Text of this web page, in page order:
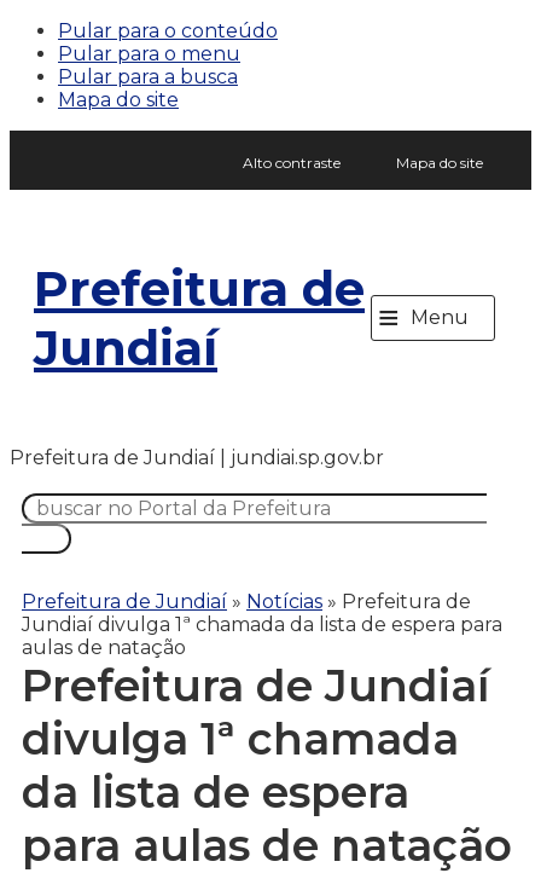
Pular para o conteúdo
Pular para o menu
Pular para a busca
Mapa do site
Alto contraste Mapa do site
Prefeitura de
Jundiaí
≡ Menu
Prefeitura de Jundiaí | jundiai.sp.gov.br
Prefeitura de Jundiaí » Notícias » Prefeitura de
Jundiaí divulga 1ª chamada da lista de espera para
aulas de natação
Prefeitura de Jundiaí
divulga 1ª chamada
da lista de espera
para aulas de natação